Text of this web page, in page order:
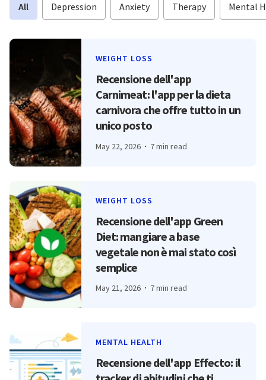
All Depression Anxiety Therapy Mental
WEIGHT LOSS
Recensione dell'app
Carnimeat: l'app per la dieta
carnivora che offre tutto in un
unico posto
May 22, 2026 7 min read
WEIGHT LOSS
Recensione dell'app Green
Diet: mangiare a base
vegetale non è mai stato così
semplice
May 21, 2026 7 min read
MENTAL HEALTH
Recensione dell'app Effecto: il